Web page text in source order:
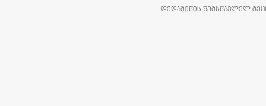
ᲓᲔᲓᲐᲛᲘᲬᲘᲡ ᲨᲔᲛᲡᲬᲐᲕᲚᲔᲚ